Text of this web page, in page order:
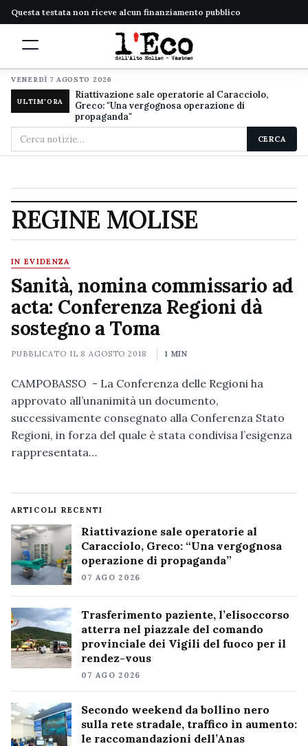
Questa testata non riceve alcun finanziamento pubblico
VENERDÌ 7 AGOSTO 2026
ULTIM'ORA
Riattivazione sale operatorie al Caracciolo,
Greco: "Una vergognosa operazione di
propaganda"
Cerca
nel
CERCA
REGINE MOLISE
IN EVIDENZA
Sanità, nomina commissario ad
acta: Conferenza Regioni dà
sostegno a Toma
PUBBLICATO IL 8 AGOSTO 2018 1 MIN
CAMPOBASSO - La Conferenza delle Regioni ha
approvato all’unanimità un documento,
successivamente consegnato alla Conferenza Stato
Regioni, in forza del quale è stata condivisa l’esigenza
rappresentata…
ARTICOLI RECENTI
Riattivazione sale operatorie al
Caracciolo, Greco: “Una vergognosa
operazione di propaganda”
07 AGO 2026
Trasferimento paziente, l’elisoccorso
atterra nel piazzale del comando
provinciale dei Vigili del fuoco per il
rendez-vous
07 AGO 2026
Secondo weekend da bollino nero
sulla rete stradale, traffico in aumento:
le raccomandazioni dell’Anas